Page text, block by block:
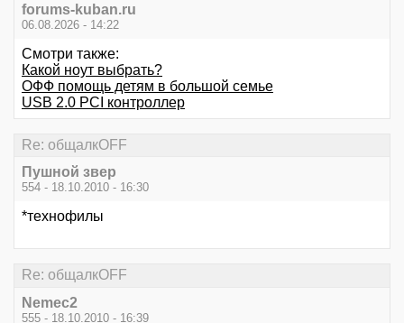
forums-kuban.ru
06.08.2026 - 14:22
Смотри также:
Какой ноут выбрать?
ОФФ помощь детям в большой семье
USB 2.0 PCI контроллер
Re: общалкOFF
Пушной звер
554 - 18.10.2010 - 16:30
*технофилы
Re: общалкOFF
Nemec2
555 - 18.10.2010 - 16:39